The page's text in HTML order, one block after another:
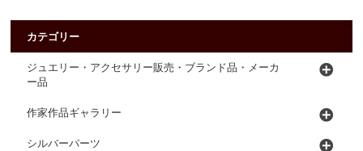
カテゴリー
ジュエリー・アクセサリー販売・ブランド品・メーカ
ー品
作家作品ギャラリー
シルバーパーツ